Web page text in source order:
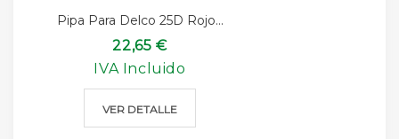
Pipa Para Delco 25D Rojo...
22,65 €
IVA Incluido
VER DETALLE